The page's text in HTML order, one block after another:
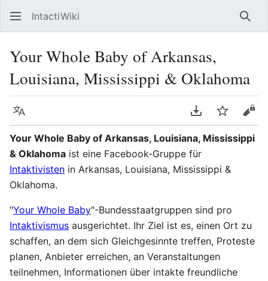
IntactiWiki
Your Whole Baby of Arkansas,
Louisiana, Mississippi & Oklahoma
Sprache PDF
Your Whole Baby of Arkansas, Louisiana, Mississippi
& Oklahoma ist eine Facebook-Gruppe für
Intaktivisten in Arkansas, Louisiana, Mississippi &
Oklahoma.
"Your Whole Baby"-Bundesstaatgruppen sind pro
Intaktivismus ausgerichtet. Ihr Ziel ist es, einen Ort zu
schaffen, an dem sich Gleichgesinnte treffen, Proteste
planen, Anbieter erreichen, an Veranstaltungen
teilnehmen, Informationen über intakte freundliche